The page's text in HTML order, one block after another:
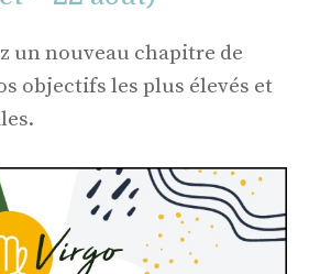
un nouveau chapitre de
objectifs les plus élevés et